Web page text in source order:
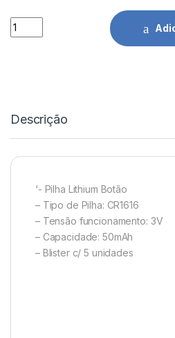
Pilhas Lítio Cell-CR1616 3V Pack-
Descrição
‘- Pilha Lithium Botão
– Tipo de Pilha: CR1616
– Tensão funcionamento: 3V
– Capacidade: 50mAh
– Blister c/ 5 unidades